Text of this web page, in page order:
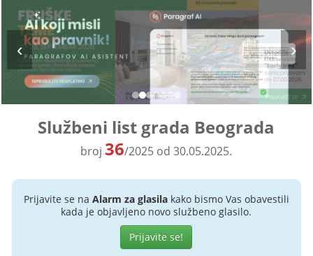
Službeni list grada Beograda
broj 36/2025 od 30.05.2025.
Prijavite se na Alarm za glasilakako bismo Vas obavestili
kada je objavljeno novo službeno glasilo.
Prijavite se!